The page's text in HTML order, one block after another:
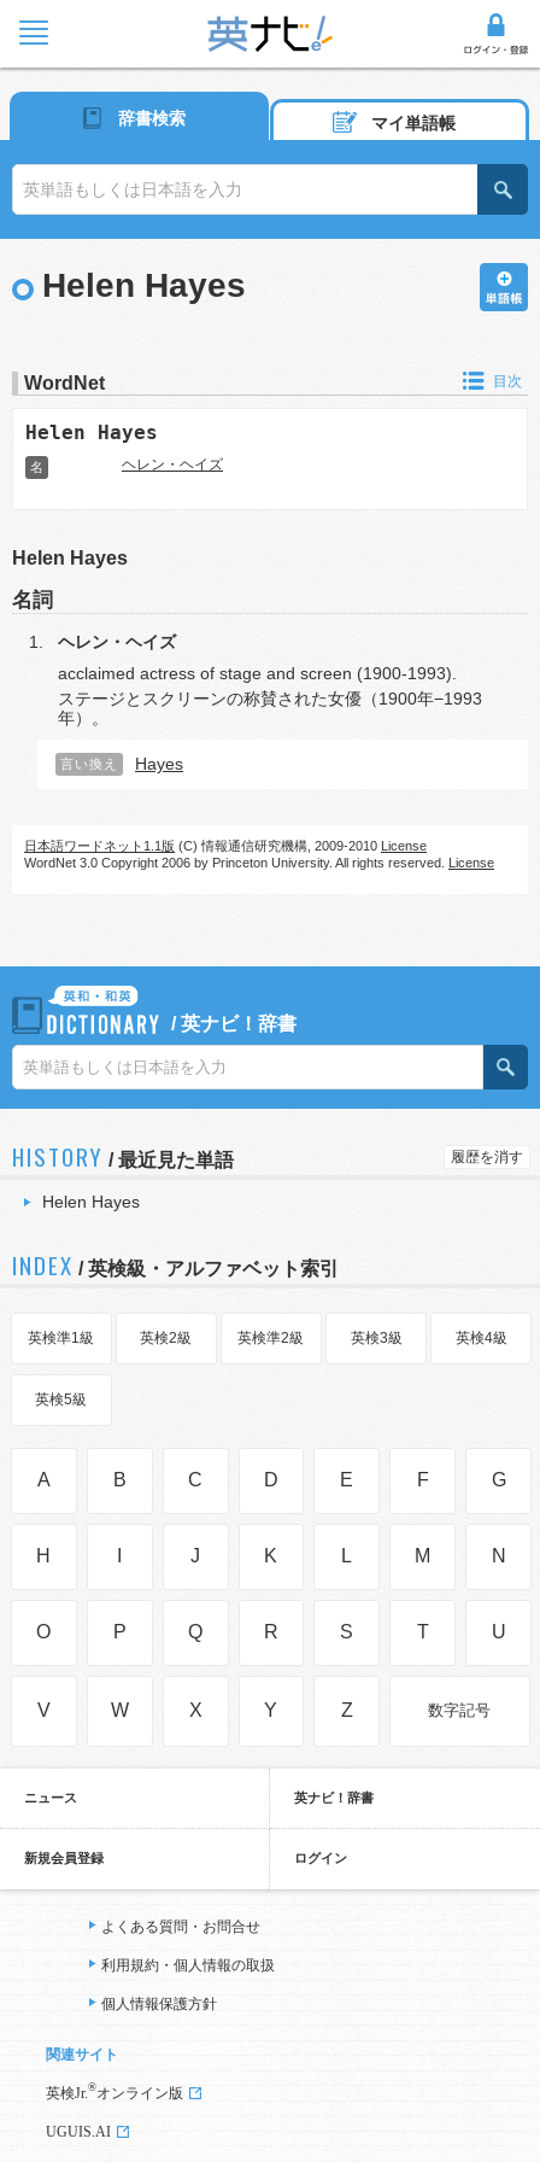
辞書検索 マイ単語帳
Helen Hayes
WordNet 目次
Helen Hayes
名 ヘレン・ヘイズ
Helen Hayes
名詞
ヘレン・ヘイズ
acclaimed actress of stage and screen (1900-1993).
ステージとスクリーンの称賛された女優（1900年−1993
年）。
言い換え Hayes
日本語ワードネット1.1版 (C) 情報通信研究機構, 2009-2010 License
WordNet 3.0 Copyright 2006 by Princeton University. All rights reserved. License
/英ナビ！辞書
HISTORY /最近見た単語 履歴を消す
Helen Hayes
INDEX / 英検級・アルファベット索引
英検準1級 英検2級 英検準2級 英検3級 英検4級
英検5級
A B C D E F G
H J K L M N
O P Q R S T U
V W X Y Z 数字記号
ニュース 英ナビ！辞書
新規会員登録 ログイン
よくある質問・お問合せ
利用規約・個人情報の取扱
個人情報保護方針
関連サイト
英検Jr. ®オンライン版
UGUIS.AI